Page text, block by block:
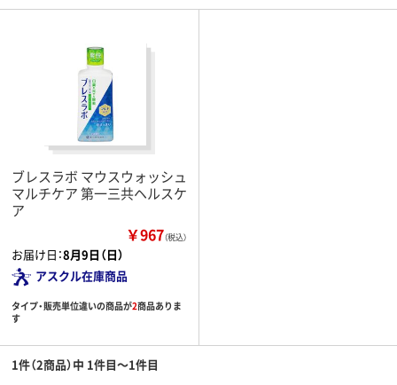
ブレスラボ マウスウォッシュ
マルチケア 第一三共ヘルスケ
ア
￥967（税込）
お届け日：8月9日（日）
アスクル在庫商品
タイプ・販売単位違いの商品が2商品ありま
す
1件（2商品）中 1件目～1件目